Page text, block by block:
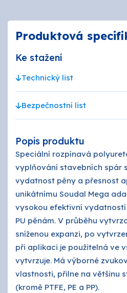
Produktová
Ke stažení
Technický list
Bezpečnostní list
Popis produktu
Speciální rozpínavá
vyplňování stavebních spár
vydatnost pěny a přesnost
unikátnímu Soudal Mega
vysokou efektivní vydatností
PU pěnám. V průběhu
sníženou expanzi, po
při aplikaci je použitelná ve
vytvrzuje. Má výborné
vlastnosti, přilne na většinu
(kromě PTFE, PE a PP).